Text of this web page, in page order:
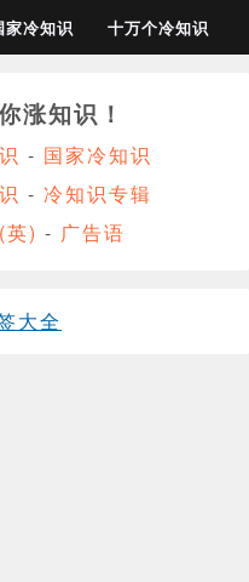
家冷知识 十万个冷知识
涨知识！
- 国家冷知识
- 冷知识专辑
英) - 广告语
大全